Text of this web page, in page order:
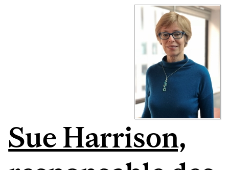
Sue Harrison,